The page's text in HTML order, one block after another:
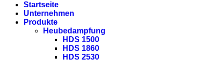
Startseite
Unternehmen
Produkte
Heubedampfung
HDS 1500
HDS 1860
HDS 2530